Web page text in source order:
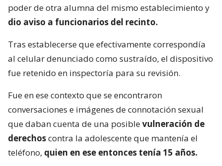
poder de otra alumna del mismo establecimiento y
dio aviso a funcionarios del recinto.
Tras establecerse que efectivamente correspondía
al celular denunciado como sustraído, el dispositivo
fue retenido en inspectoría para su revisión.
Fue en ese contexto que se encontraron
conversaciones e imágenes de connotación sexual
que daban cuenta de una posiblevulneración de
derechoscontra la adolescente que mantenía el
teléfono, quien en ese entonces tenía 15 años.